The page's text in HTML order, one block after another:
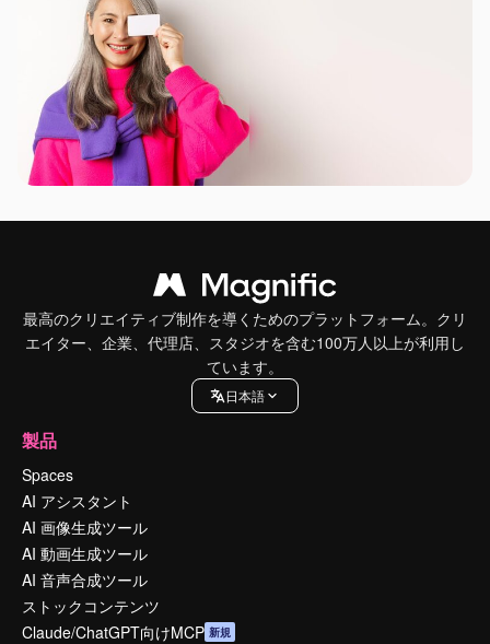
最高のクリエイティブ制作を導くためのプラットフォーム。クリ
エイター、企業、代理店、スタジオを含む100万人以上が利用し
ています。
日本語
製品
Spaces
AI アシスタント
AI 画像生成ツール
AI 動画生成ツール
AI 音声合成ツール
ストックコンテンツ
Claude/ChatGPT向けMCP 新規